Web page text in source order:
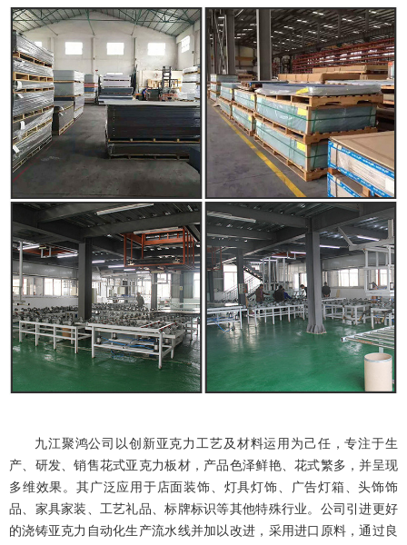
九江聚鸿公司以创新亚克力工艺及材料运用为己任，专注于生
产、研发、销售花式亚克力板材，产品色泽鲜艳、花式繁多，并呈现
多维效果。其广泛应用于店面装饰、灯具灯饰、广告灯箱、头饰饰
品、家具家装、工艺礼品、标牌标识等其他特殊行业。公司引进更好
的浇铸亚克力自动化生产流水线并加以改进，采用进口原料，通过良